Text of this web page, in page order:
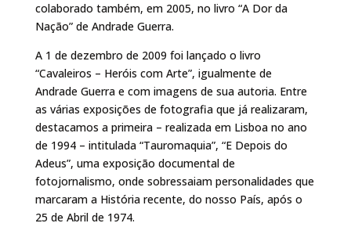
colaborado também, em 2005, no livro “A Dor da
Nação” de Andrade Guerra.
A 1 de dezembro de 2009 foi lançado o livro
“Cavaleiros – Heróis com Arte”, igualmente de
Andrade Guerra e com imagens de sua autoria. Entre
as várias exposições de fotografia que já realizaram,
destacamos a primeira – realizada em Lisboa no ano
de 1994 – intitulada “Tauromaquia”, “E Depois do
Adeus”, uma exposição documental de
fotojornalismo, onde sobressaiam personalidades que
marcaram a História recente, do nosso País, após o
25 de Abril de 1974.